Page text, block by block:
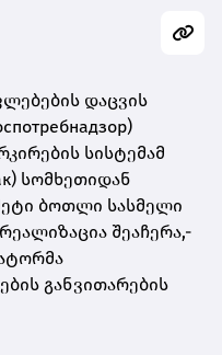
დაცვის
სისტემამ
სომხეთიდან
ბოთლი სასმელი
შეაჩერა,-
განვითარების